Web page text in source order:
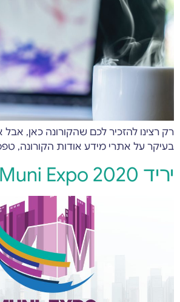
רק רצינו להזכיר לכם שהקורונה כאן, אבל
בעיקר על אתרי מידע אודות הקורונה,
יריד Muni Expo 2020